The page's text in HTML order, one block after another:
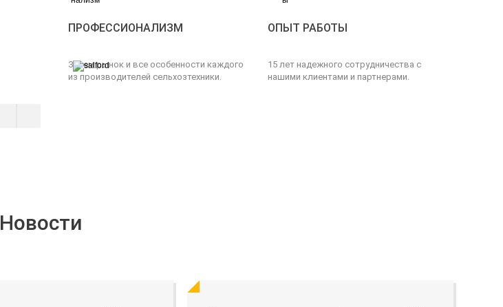
ПРОФЕССИОНАЛИЗМ
Знаем рынок и все особенности каждого
из производителей сельхозтехники.
ОПЫТ РАБОТЫ
15 лет надежного сотрудничества с
нашими клиентами и партнерами.
Новости